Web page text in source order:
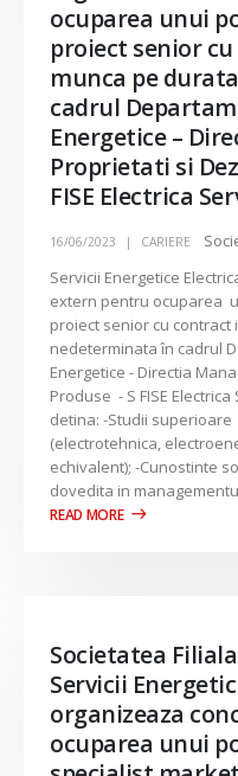
ocuparea unui
proiect senior
munca pe
cadrul
Energetice –
Proprietati si
FISE Electrica
16/06/2023 CARIERE
Servicii Energetice
extern pentru ocuparea
proiect senior cu
nedeterminata în cadrul
Energetice - Directia
Produse - S FISE
detina: -Studii
(electrotehnica,
echivalent); -Cunostinte
dovedita in
Societatea
Servicii
organizeaza
ocuparea unui